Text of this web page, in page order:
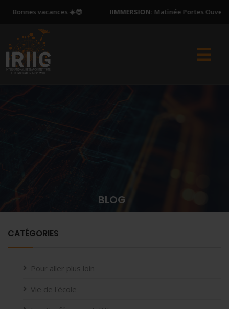
☀️😎 IIMMERSION:Matinée Portes Ouvertes -
BLOG
CATÉGORIES
Pour aller plus loin
Vie de l'école